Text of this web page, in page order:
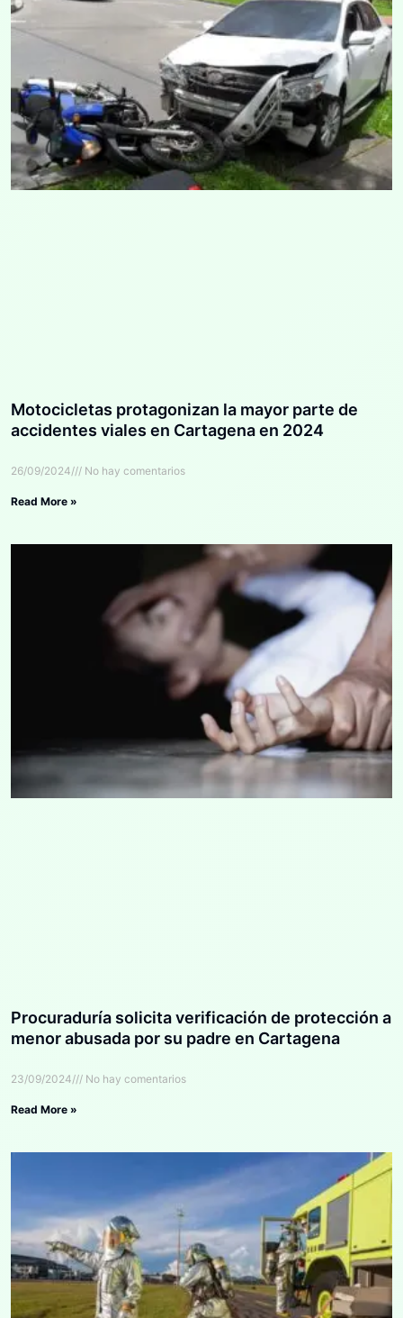
Motocicletas protagonizan la mayor parte de
accidentes viales en Cartagena en 2024
26/09/2024 No hay comentarios
Read More »
Procuraduría solicita verificación de protección a
menor abusada por su padre en Cartagena
23/09/2024 No hay comentarios
Read More »